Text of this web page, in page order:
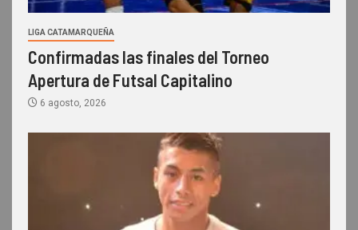
LIGA CATAMARQUEÑA
Confirmadas las finales del Torneo
Apertura de Futsal Capitalino
6 agosto, 2026